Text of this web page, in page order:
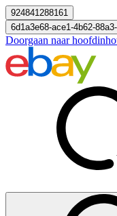
924841288161
6d1a3e68-ace1-4b62-
Doorgaan naar